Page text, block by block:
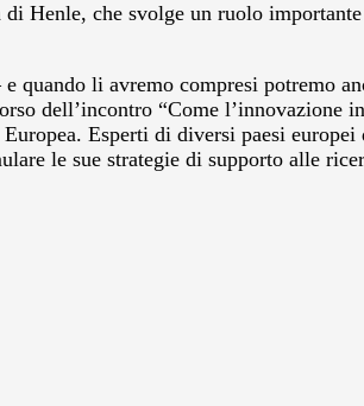
di Henle, che svolge un ruolo
li avremo compresi potremo
dell’incontro “Come l’innovazione
Esperti di diversi paesi
le sue strategie di supporto alle